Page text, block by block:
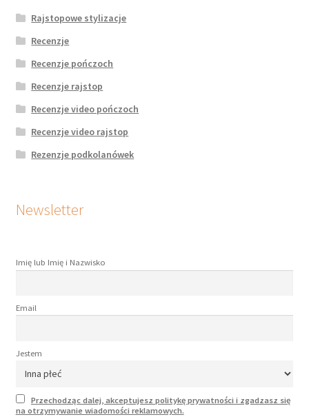
Rajstopowe stylizacje
Recenzje
Recenzje pończoch
Recenzje rajstop
Recenzje video pończoch
Recenzje video rajstop
Rezenzje podkolanówek
Newsletter
Imię lub Imię i Nazwisko
Email
Jestem
Przechodząc dalej, akceptujesz politykę prywatności i zgadzasz się
na otrzymywanie wiadomości reklamowych.